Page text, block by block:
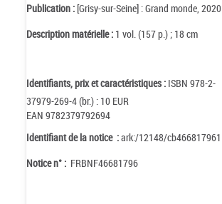
Publication : [Grisy-sur-Seine] : Grand monde, 2020
Description matérielle : 1 vol. (157 p.) ; 18 cm
Identifiants, prix et caractéristiques : ISBN 978-2-
37979-269-4 (br.) : 10 EUR
EAN 9782379792694
Identifiant de la notice :ark:/12148/cb466817961
Notice n° : FRBNF46681796